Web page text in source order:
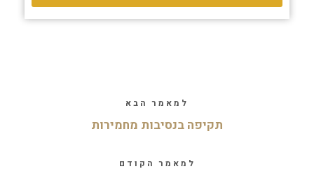
למאמר הבא
תקיפה בנסיבות מחמירות
למאמר הקודם